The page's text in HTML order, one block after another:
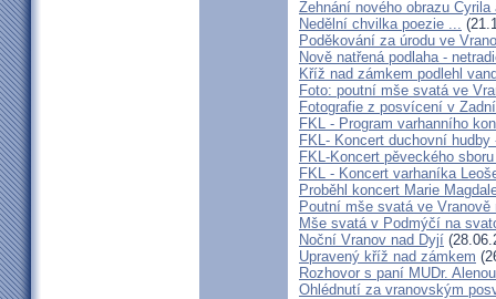
Žehnání nového obrazu
Nedělní chvilka poezie ...
Poděkování za úrodu ve
Nově natřená podlaha -
Kříž nad zámkem podlehl
Foto: poutní mše svatá ve
Fotografie z posvícení v
FKL - Program varhanního
FKL- Koncert duchovní hudby
FKL-Koncert pěveckého
FKL - Koncert varhaníka
Proběhl koncert Marie
Poutní mše svatá ve Vranově
Mše svatá v Podmýčí na
Noční Vranov nad Dyjí
Upravený kříž nad zámkem
Rozhovor s paní MUDr.
Ohlédnutí za vranovským